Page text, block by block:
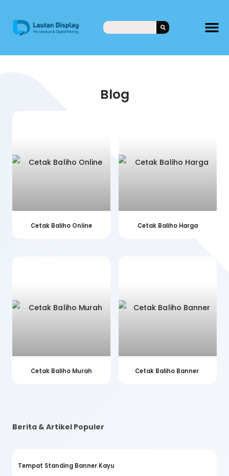
Blog
Cetak Baliho Online Cetak Baliho Harga
Cetak Baliho Murah Cetak Baliho Banner
Berita & Artikel Populer
Tempat Standing Banner Kayu